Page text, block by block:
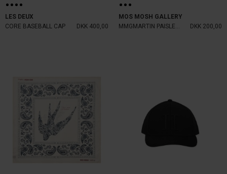
LES DEUX
CORE BASEBALL CAP
DKK 400,00
MOS MOSH GALLERY
MMGMARTIN PAISLEY NECKERCHEIF
DKK 200,00